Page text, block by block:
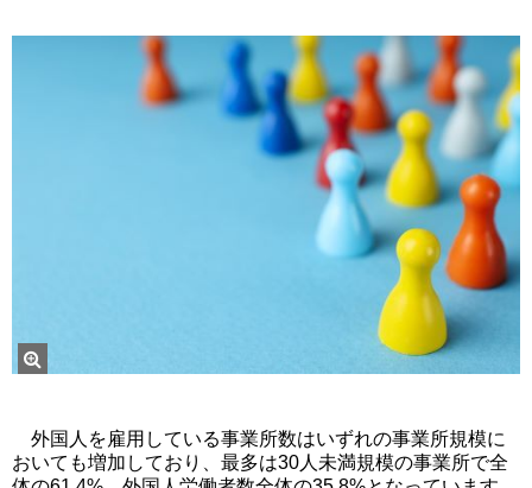
外国人を雇用している事業所数はいずれの事業所規模に
おいても増加しており、最多は30人未満規模の事業所で全